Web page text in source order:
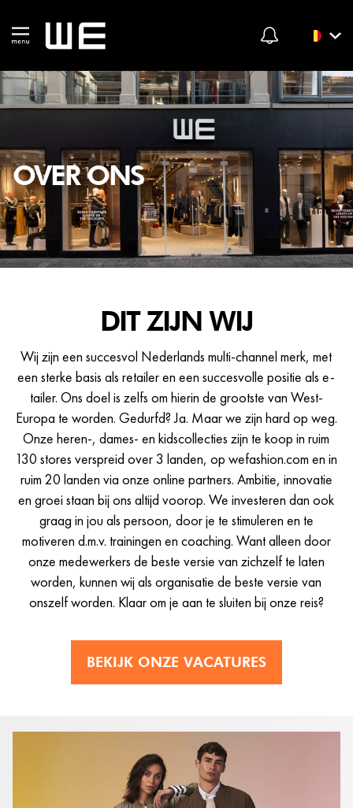
OVER ONS
DIT ZIJN WIJ
Wij zijn een succesvol Nederlands multi-channel merk, met
een sterke basis als retailer en een succesvolle positie als e-
tailer. Ons doel is zelfs om hierin de grootste van West-
Europa te worden. Gedurfd? Ja. Maar we zijn hard op weg.
Onze heren-, dames- en kidscollecties zijn te koop in ruim
130 stores verspreid over 3 landen, op wefashion.com en in
ruim 20 landen via onze online partners. Ambitie, innovatie
en groei staan bij ons altijd voorop. We investeren dan ook
graag in jou als persoon, door je te stimuleren en te
motiveren d.m.v. trainingen en coaching. Want alleen door
onze medewerkers de beste versie van zichzelf te laten
worden, kunnen wij als organisatie de beste versie van
onszelf worden. Klaar om je aan te sluiten bij onze reis?
BEKIJK ONZE VACATURES